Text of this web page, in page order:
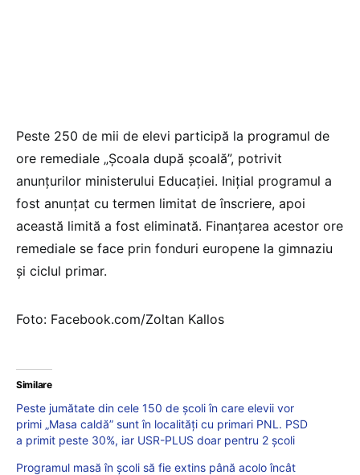
Peste 250 de mii de elevi participă la programul de
ore remediale „Școala după școală”, potrivit
anunțurilor ministerului Educației. Inițial programul a
fost anunțat cu termen limitat de înscriere, apoi
această limită a fost eliminată. Finanțarea acestor ore
remediale se face prin fonduri europene la gimnaziu
și ciclul primar.
Foto: Facebook.com/Zoltan Kallos
Similare
Peste jumătate din cele 150 de școli în care elevii vor
primi „Masa caldă” sunt în localități cu primari PNL. PSD
a primit peste 30%, iar USR-PLUS doar pentru 2 școli
Programul masă în școli să fie extins până acolo încât